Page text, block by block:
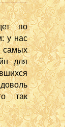
по
у нас
самых
для
так